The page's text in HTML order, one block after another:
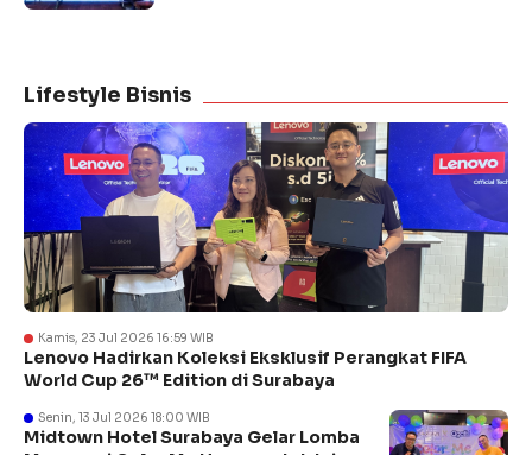
Lifestyle Bisnis
Kamis, 23 Jul 2026 16:59 WIB
Lenovo Hadirkan Koleksi Eksklusif Perangkat FIFA
World Cup 26™ Edition di Surabaya
Senin, 13 Jul 2026 18:00 WIB
Midtown Hotel Surabaya Gelar Lomba